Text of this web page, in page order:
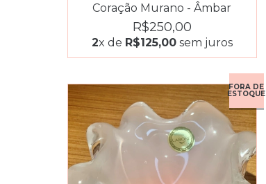
Coração Murano - Âmbar
R$250,00
2x de R$125,00sem juros
FORA DE
ESTOQUE